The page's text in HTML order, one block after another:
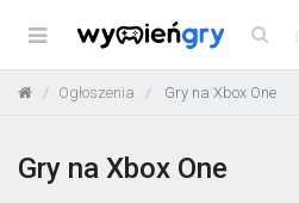
Menu
Ogłoszenia Gry na Xbox One
Gry na Xbox One